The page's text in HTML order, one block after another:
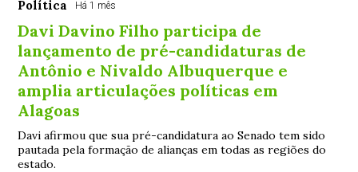
Política Há 1 mês
Davi Davino Filho participa de
lançamento de pré-candidaturas de
Antônio e Nivaldo Albuquerque e
amplia articulações políticas em
Alagoas
Davi afirmou que sua pré-candidatura ao Senado tem sido
pautada pela formação de alianças em todas as regiões do
estado.